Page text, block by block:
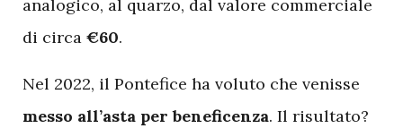
analogico, al quarzo, dal valore commerciale
di circa €60.
Nel 2022, il Pontefice ha voluto che venisse
messo all’asta per beneficenza. Il risultato?